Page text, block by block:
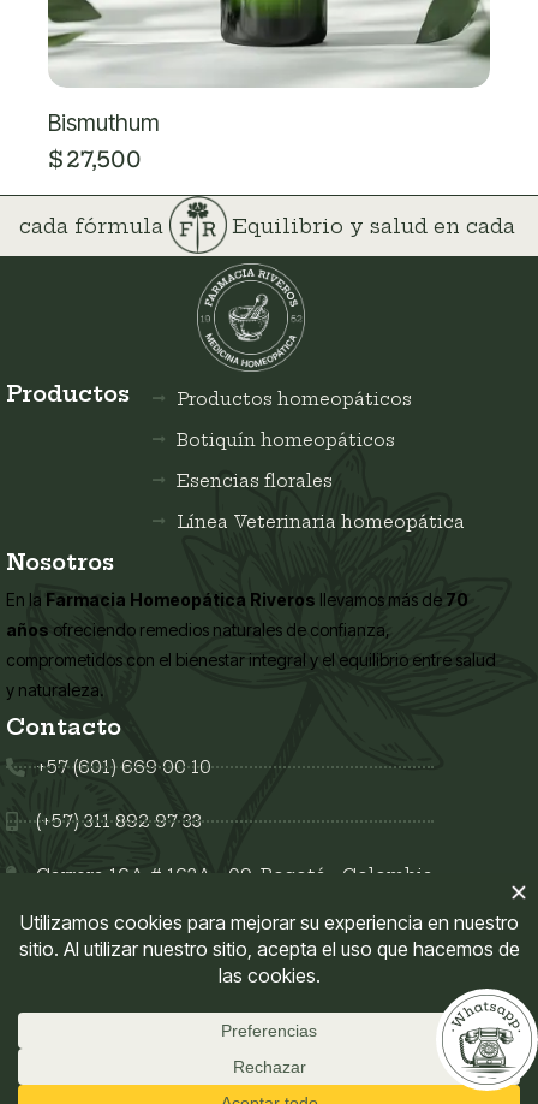
Bismuthum
$27,500
cada fórmula Equilibrio y salud en cada
Productos
Productos homeopáticos
Botiquín homeopáticos
Esencias florales
Línea Veterinaria homeopática
Nosotros
En la Farmacia Homeopática Riveros llevamos más de 70
años ofreciendo remedios naturales de confianza,
comprometidos con el bienestar integral y el equilibrio entre salud
y naturaleza.
Contacto
+57 (601) 669 00 10
(+57) 311 892 97 33
Carrera 16A # 163A - 09, Bogotá - Colombia
Síguenos en:
Mi Cuenta Políticas del sitio
Farmacia Homeopática Riveros© 2026. Todos los